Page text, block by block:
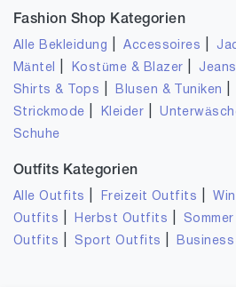
Fashion Shop Kategorien
Alle Bekleidung |Accessoires
Mäntel Kostüme & Blazer Jeans
Shirts & Tops Blusen & Tuniken
Strickmode
Kleider |
Schuhe
Outfits Kategorien
Alle Outfits Freizeit Outfits |
Outfits
Herbst Outfits
Outfits
Sport Outfits